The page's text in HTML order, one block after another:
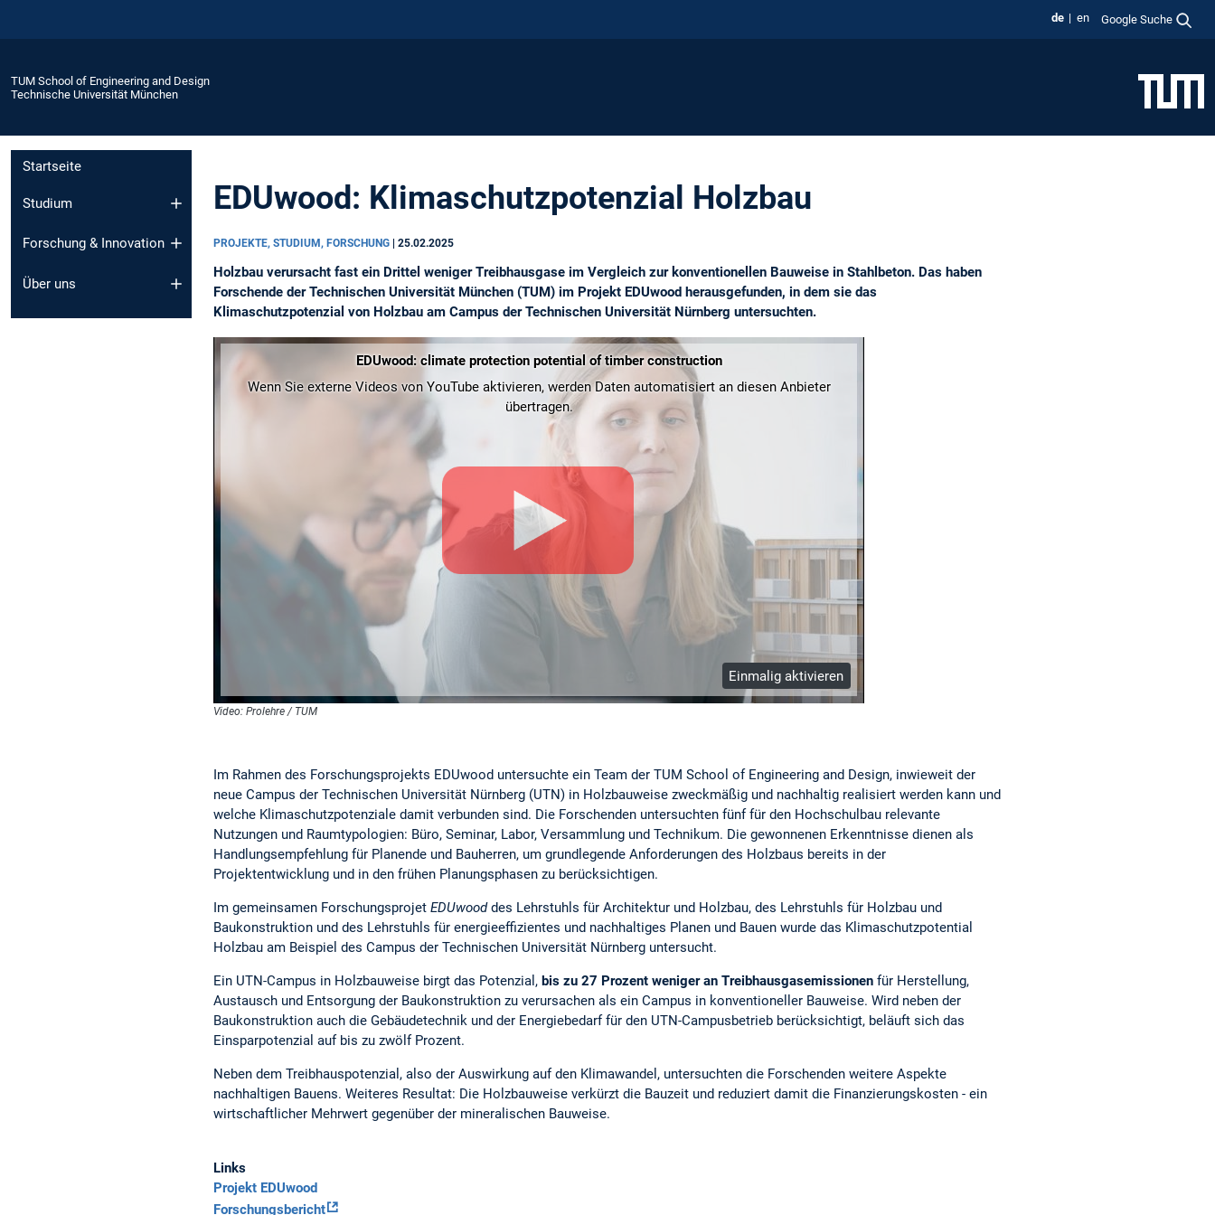
de en Google Suche
TUM School of Engineering and Design
Technische Universität München
Startseite
Studium
Forschung & Innovation
Über uns
EDUwood: Klimaschutzpotenzial Holzbau
PROJEKTE, STUDIUM, FORSCHUNG | 25.02.2025
Holzbau verursacht fast ein Drittel weniger Treibhausgase im Vergleich zur konventionellen Bauweise in Stahlbeton. Das haben
Forschende der Technischen Universität München (TUM) im Projekt EDUwood herausgefunden, in dem sie das
Klimaschutzpotenzial von Holzbau am Campus der Technischen Universität Nürnberg untersuchten.
EDUwood: climate protection potential of timber construction
Wenn Sie externe Videos von YouTube aktivieren, werden Daten automatisiert an diesen Anbieter
übertragen.
Einmalig aktivieren
Video: Prolehre / TUM
Im Rahmen des Forschungsprojekts EDUwood untersuchte ein Team der TUM School of Engineering and Design, inwieweit der
neue Campus der Technischen Universität Nürnberg (UTN) in Holzbauweise zweckmäßig und nachhaltig realisiert werden kann und
welche Klimaschutzpotenziale damit verbunden sind. Die Forschenden untersuchten fünf für den Hochschulbau relevante
Nutzungen und Raumtypologien: Büro, Seminar, Labor, Versammlung und Technikum. Die gewonnenen Erkenntnisse dienen als
Handlungsempfehlung für Planende und Bauherren, um grundlegende Anforderungen des Holzbaus bereits in der
Projektentwicklung und in den frühen Planungsphasen zu berücksichtigen.
Im gemeinsamen Forschungsprojet EDUwooddes Lehrstuhls für Architektur und Holzbau, des Lehrstuhls für Holzbau und
Baukonstruktion und des Lehrstuhls für energieeffizientes und nachhaltiges Planen und Bauen wurde das Klimaschutzpotential
Holzbau am Beispiel des Campus der Technischen Universität Nürnberg untersucht.
Ein UTN-Campus in Holzbauweise birgt das Potenzial, bis zu 27 Prozent weniger an Treibhausgasemissionen für Herstellung,
Austausch und Entsorgung der Baukonstruktion zu verursachen als ein Campus in konventioneller Bauweise. Wird neben der
Baukonstruktion auch die Gebäudetechnik und der Energiebedarf für den UTN-Campusbetrieb berücksichtigt, beläuft sich das
Einsparpotenzial auf bis zu zwölf Prozent.
Neben dem Treibhauspotenzial, also der Auswirkung auf den Klimawandel, untersuchten die Forschenden weitere Aspekte
nachhaltigen Bauens. Weiteres Resultat: Die Holzbauweise verkürzt die Bauzeit und reduziert damit die Finanzierungskosten - ein
wirtschaftlicher Mehrwert gegenüber der mineralischen Bauweise.
Links
Projekt EDUwood
Forschungsbericht